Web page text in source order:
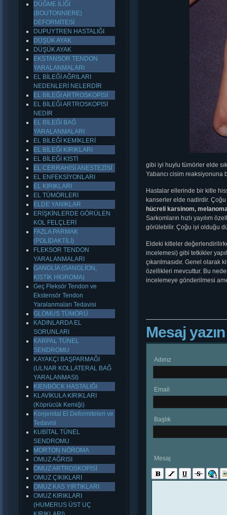
gibi iyi huylu tümörler elde
Yabancı cisim reaksiyonuna
Hastalar ellerinde bir kitle
kanserler elde nadirdir.
hücreli karsinom,
Sarkomların hızlı yayılım
görülebilir. Çoğu iyi olduğu
Eldeki kitleler
incelemesi) gibi tetkikler
çıkarılmasıdır. Genel olarak
özellikleri mevcuttur. Bu
incelemeye gönderilmesi
Mesaj yazın
Adınız
Email
Başlık
Mesaj
DÜĞME İLİĞİ
(BOUTONNIERE)
DEFORMİTESİ
DUPUYTREN HASTALIĞI
DÜŞÜK AYAK
DÜŞÜK AYAK
EKSTANSOR TENDON
YARALANMALARI
EL BİLEĞİ AĞRILARI
NEDENLERİ NELERDİR
EL BİLEĞİ ARTROSKOPİSİ
EL BİLEĞİ ARTROSKOPİSİ
NEDİR
EL BİLEĞİ BAĞ
YARALANMALARI
EL BİLEĞİ KEMİKLERİ
EL BİLEĞİ KIRIKLARI
EL BİLEĞİ KİSTİ
EL CERRAHİSİ ANESTEZİSİ
EL ENFEKSİYONLARI
EL KIRIKLARI
EL TÜMÖRLERİ
ELDE YANIKLAR
ERİŞKİNLERDE GÖRÜLEN
KOL FELÇLERİ
FAZLA PARMAK
(POLİDAKTİLİ)
FLEKSOR TENDON
YARALANMALARI
GANGLİA (GANGLİON,
KİSTİK HİGROMA)
Geç Fleksör Tendon ve
Ekstensör Tendon
Yaralanmaları Tedavisi
GLOMUS TÜMÖRÜ
KADINLARDA EL
SORUNLARI
KARPAL TÜNEL
SENDROMU
KAYAKÇI BAŞPARMAĞI
(ULNAR KOLLATERAL BAĞ
YARALANMASI)
KIENBÖCK HASTALIĞI
KLAVİKULA KIRIKLARI
(Köprücük Kemiği)
Konjenital El Deformiteleri ve
Tedavisi
KUBİTAL TÜNEL
SENDROMU
MORTON NÖROMA
OMUZ AĞRISI
OMUZ ARTROSKOPİSİ
OMUZ ÇIKIKLARI
OMUZ KAS YIRTIKLARI
OMUZ KIRIKLARI
(HUMERUS ÜST UÇ